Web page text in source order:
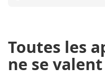
Toutes les
ne se